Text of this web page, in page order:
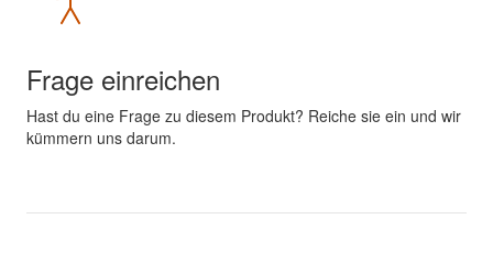
Frage einreichen
Hast du eine Frage zu diesem Produkt? Reiche sie ein und wir
kümmern uns darum.